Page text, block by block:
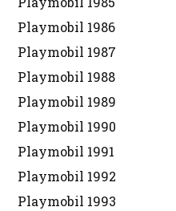
Playmobil 1986
Playmobil 1987
Playmobil 1988
Playmobil 1989
Playmobil 1990
Playmobil 1991
Playmobil 1992
Playmobil 1993